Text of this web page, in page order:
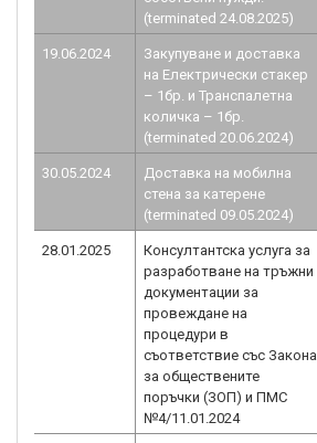
(terminated 24.08.2025)
19.06.2024
Закупуване и доставка
на Електрически стакер
– 1бр. и Транспалетна
количка – 1бр.
(terminated 20.06.2024)
30.05.2024
Доставка на мобилна
стена за катерене
(terminated 09.05.2024)
28.01.2025
Консултантска услуга за
разработване на тръжни
документации за
провеждане на
процедури в
съответствие със Закона
за обществените
поръчки (ЗОП) и ПМС
№4/11.01.2024